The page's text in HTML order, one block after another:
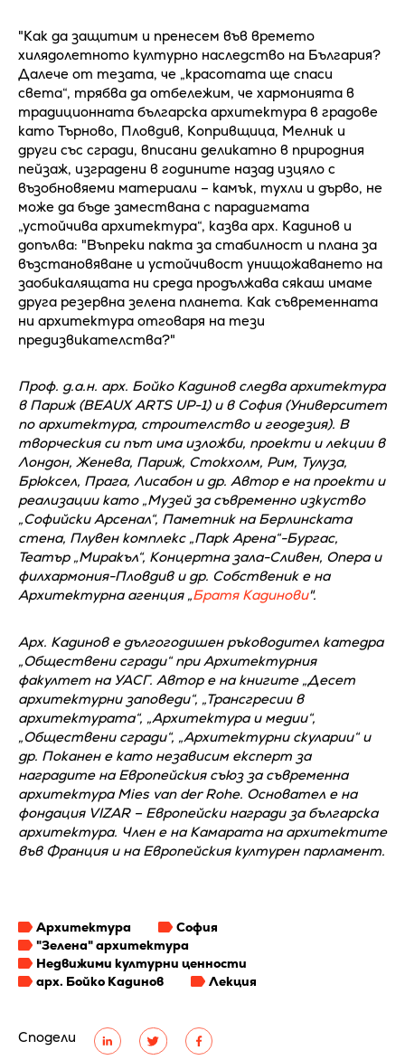
Сподели
"Как да защитим и пренесем във времето
хилядолетното културно наследство на България?
Далече от тезата, че „красотата ще спаси
света“, трябва да отбележим, че хармонията в
традиционната българска архитектура в градове
като Търново, Пловдив, Копривщица, Мелник и
други със сгради, вписани деликатно в природния
пейзаж, изградени в годините назад изцяло с
възобновяеми материали – камък, тухли и дърво, не
може да бъде замествана с парадигмата
„устойчива архитектура“, казва арх. Кадинов и
допълва: "Въпреки пакта за стабилност и плана за
възстановяване и устойчивост унищожаването на
заобикалящата ни среда продължава сякаш имаме
друга резервна зелена планета. Как съвременната
ни архитектура отговаря на тези
предизвикателства?"
Проф. д.а.н. арх. Бойко Кадинов следва архитектура
в Париж (BEAUX ARTS UP-1) и в София (Университет
по архитектура, строителство и геодезия). В
творческия си път има изложби, проекти и лекции в
Лондон, Женева, Париж, Стокхолм, Рим, Тулуза,
Брюксел, Прага, Лисабон и др. Автор е на проекти и
реализации като „Музей за съвременно изкуство
„Софийски Арсенал“, Паметник на Берлинската
стена, Плувен комплекс „Парк Арена“-Бургас,
Театър „Миракъл“, Концертна зала-Сливен, Опера и
филхармония-Пловдив и др. Собственик е на
Архитектурна агенция „Братя Кадинови".
Арх. Кадинов е дългогодишен ръководител катедра
„Обществени сгради“ при Архитектурния
факултет на УАСГ. Автор е на книгите „Десет
архитектурни заповеди“, „Трансгресии в
архитектурата“, „Архитектура и медии“,
„Обществени сгради“, „Архитектурни скуларии“ и
др. Поканен е като независим експерт за
наградите на Европейския съюз за съвременна
архитектура Mies van der Rohe. Основател е на
фондация VIZAR – Европейски награди за българска
архитектура. Член е на Камарата на архитектите
във Франция и на Европейския културен парламент.
Архитектура
София
"Зелена" архитектура
Недвижими културни ценности
арх. Бойко Кадинов
Лекция